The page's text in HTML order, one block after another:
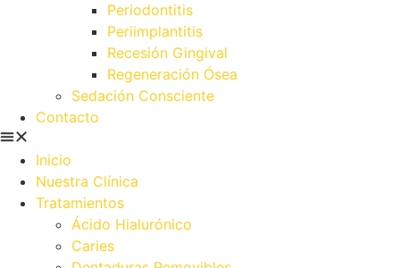
Periodontitis
Periimplantitis
Recesión Gingival
Regeneración Ósea
Sedación Consciente
Contacto
Inicio
Nuestra Clínica
Tratamientos
Ácido Hialurónico
Caries